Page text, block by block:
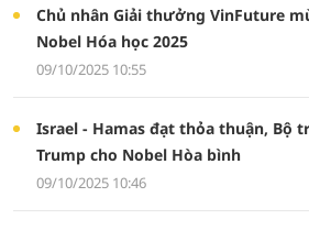
Chủ nhân Giải thưởng VinFuture
Nobel Hóa học 2025
09/10/2025 10:55
Israel - Hamas đạt thỏa thuận, Bộ
Trump cho Nobel Hòa bình
09/10/2025 10:46